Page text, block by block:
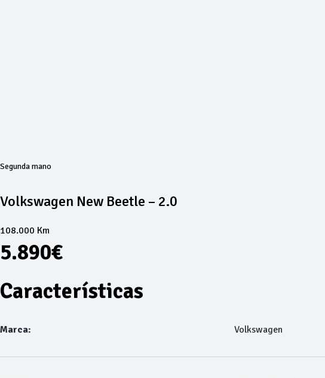
Segunda mano
Volkswagen New Beetle – 2.0
108.000 Km
5.890€
Características
Marca: Volkswagen